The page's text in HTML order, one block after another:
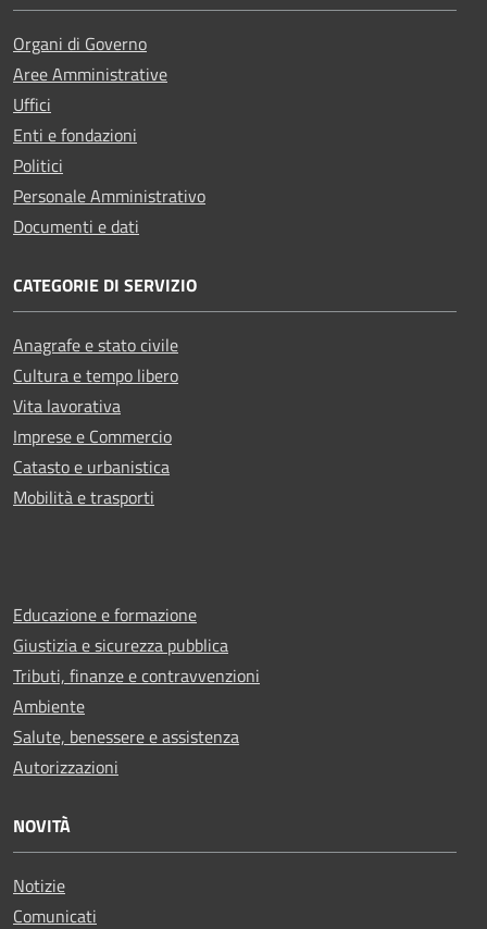
Organi di Governo
Aree Amministrative
Uffici
Enti e fondazioni
Politici
Personale Amministrativo
Documenti e dati
CATEGORIE DI SERVIZIO
Anagrafe e stato civile
Cultura e tempo libero
Vita lavorativa
Imprese e Commercio
Catasto e urbanistica
Mobilità e trasporti
Educazione e formazione
Giustizia e sicurezza pubblica
Tributi, finanze e contravvenzioni
Ambiente
Salute, benessere e assistenza
Autorizzazioni
NOVITÀ
Notizie
Comunicati